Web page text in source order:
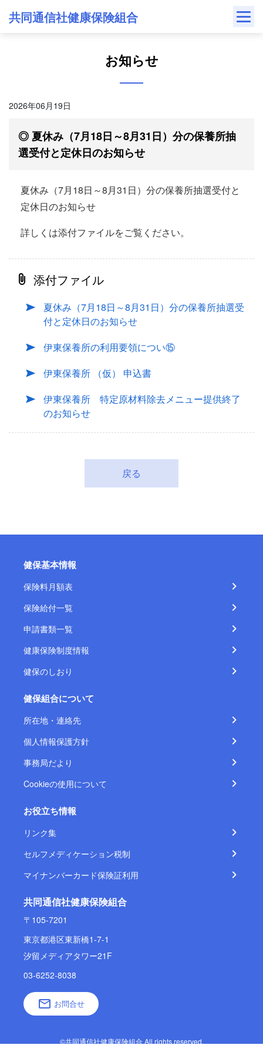
共同通信社健康保険組合
お知らせ
2026年06月19日
◎ 夏休み（7月18日～8月31日）分の保養所抽
選受付と定休日のお知らせ
夏休み（7月18日～8月31日）分の保養所抽選受付と
定休日のお知らせ
詳しくは添付ファイルをご覧ください。
添付ファイル
夏休み（7月18日～8月31日）分の保養所抽選受
付と定休日のお知らせ
伊東保養所の利用要領につい⑮
伊東保養所 （仮） 申込書
伊東保養所 特定原材料除去メニュー提供終了
のお知らせ
戻る
健保基本情報
保険料月額表
保険給付一覧
申請書類一覧
健康保険制度情報
健保のしおり
健保組合について
所在地・連絡先
個人情報保護方針
事務局だより
Cookieの使用について
お役立ち情報
リンク集
セルフメディケーション税制
マイナンバーカード保険証利用
共同通信社健康保険組合
〒105-7201
東京都港区東新橋1-7-1
汐留メディアタワー21F
03-6252-8038
お問合せ
©共同通信社健康保険組合 All rights reserved.